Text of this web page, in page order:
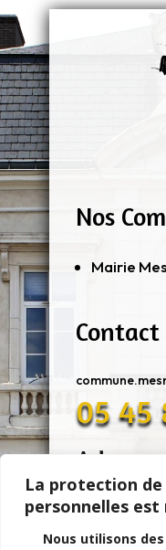
La protection de
personnelles
Nous utilisons
Nos
Mairie
Contact
05 45
Adresse
11 Rue De